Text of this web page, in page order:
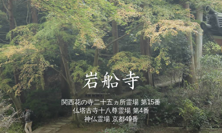
関西花の寺二十五ヵ所霊場 第15番
仏塔古寺十八尊霊場 第4番
神仏霊場 京都49番